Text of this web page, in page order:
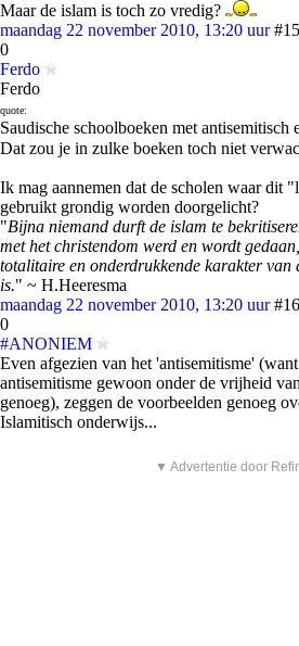
Maar de islam is toch zo vredig?
maandag 22 november 2010, 13:20 uur #15
0
Ferdo
Ferdo
quote:
Saudische schoolboeken met antisemitisch
Dat zou je in zulke boeken toch niet
Ik mag aannemen dat de scholen waar dit
gebruikt grondig worden doorgelicht?
"Bijna niemand durft de islam te
met het christendom werd en wordt
totalitaire en onderdrukkende karakter van
is." ~ H.Heeresma
maandag 22 november 2010, 13:20 uur #16
0
#ANONIEM
Even afgezien van het 'antisemitisme'
antisemitisme gewoon onder de vrijheid
genoeg), zeggen de voorbeelden genoeg
Islamitisch onderwijs...
▼ Advertentie door